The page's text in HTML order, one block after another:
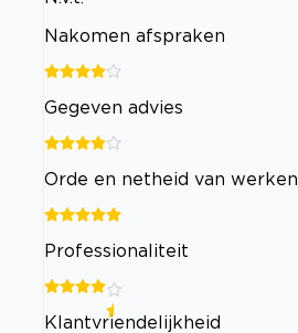
Nakomen afspraken
Gegeven advies
Orde en netheid van werken
Professionaliteit
Klantvriendelijkheid